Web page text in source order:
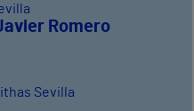
Romero
Sevilla